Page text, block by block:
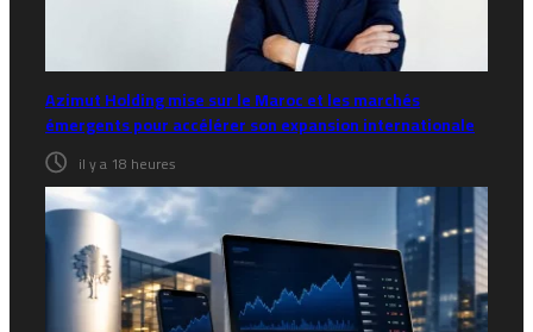
Azimut Holding mise sur le Maroc et les marchés
émergents pour accélérer son expansion internationale
il y a 18 heures